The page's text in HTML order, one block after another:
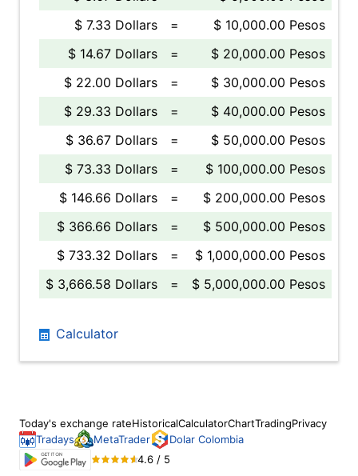
$ 7.33 Dollars
=
$ 10,000.00 Pesos
$ 14.67 Dollars
=
$ 20,000.00 Pesos
$ 22.00 Dollars
=
$ 30,000.00 Pesos
$ 29.33 Dollars
=
$ 40,000.00 Pesos
$ 36.67 Dollars
=
$ 50,000.00 Pesos
$ 73.33 Dollars
=
$ 100,000.00 Pesos
$ 146.66 Dollars
=
$ 200,000.00 Pesos
$ 366.66 Dollars
=
$ 500,000.00 Pesos
$ 733.32 Dollars
=
$ 1,000,000.00 Pesos
$ 3,666.58 Dollars
= $ 5,000,000.00 Pesos
Calculator
Today's exchange rateHistoricalCalculatorChartTradingPrivacy
Tradays
MetaTrader
Dolar Colombia
4.6 / 5